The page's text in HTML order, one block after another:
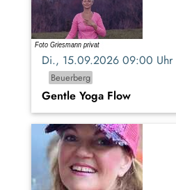
Di., 15.09.2026 09:00 Uhr
Beuerberg
Gentle Yoga Flow